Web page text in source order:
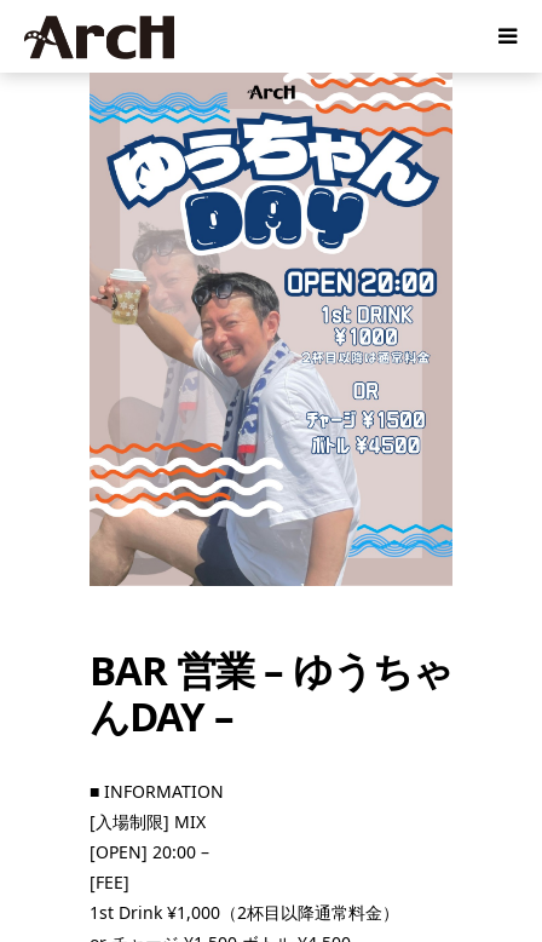
BAR 営業 – ゆうちゃ
んDAY –
■ INFORMATION
[入場制限] MIX
[OPEN] 20:00 –
[FEE]
1st Drink ¥1,000（2杯目以降通常料金）